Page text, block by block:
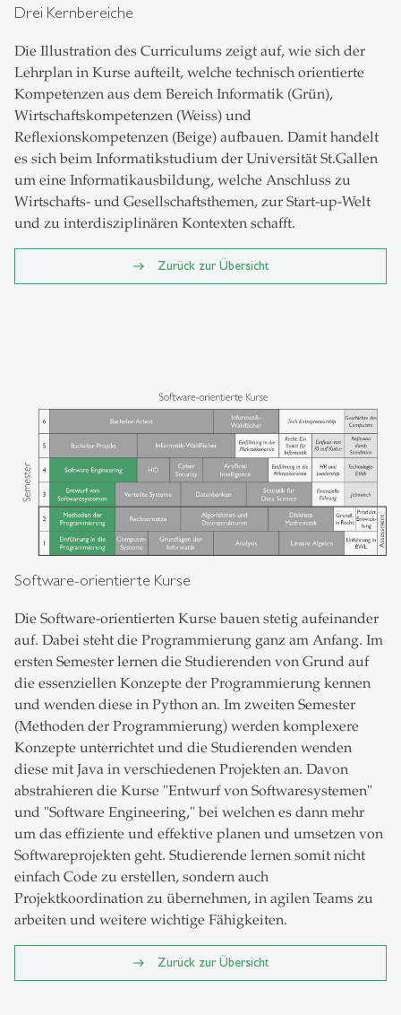
Drei Kernbereiche
Die Illustration des Curriculums zeigt auf, wie sich der
Lehrplan in Kurse aufteilt, welche technisch orientierte
Kompetenzen aus dem Bereich Informatik (Grün),
Wirtschaftskompetenzen (Weiss) und
Reflexionskompetenzen (Beige) aufbauen. Damit handelt
es sich beim Informatikstudium der Universität St.Gallen
um eine Informatikausbildung, welche Anschluss zu
Wirtschafts- und Gesellschaftsthemen, zur Start-up-Welt
und zu interdisziplinären Kontexten schafft.
Zurück zur Übersicht
Software-orientierte Kurse
Die Software-orientierten Kurse bauen stetig aufeinander
auf. Dabei steht die Programmierung ganz am Anfang. Im
ersten Semester lernen die Studierenden von Grund auf
die essenziellen Konzepte der Programmierung kennen
und wenden diese in Python an. Im zweiten Semester
(Methoden der Programmierung) werden komplexere
Konzepte unterrichtet und die Studierenden wenden
diese mit Java in verschiedenen Projekten an. Davon
abstrahieren die Kurse "Entwurf von Softwaresystemen"
und "Software Engineering," bei welchen es dann mehr
um das effiziente und effektive planen und umsetzen von
Softwareprojekten geht. Studierende lernen somit nicht
einfach Code zu erstellen, sondern auch
Projektkoordination zu übernehmen, in agilen Teams zu
arbeiten und weitere wichtige Fähigkeiten.
Zurück zur Übersicht